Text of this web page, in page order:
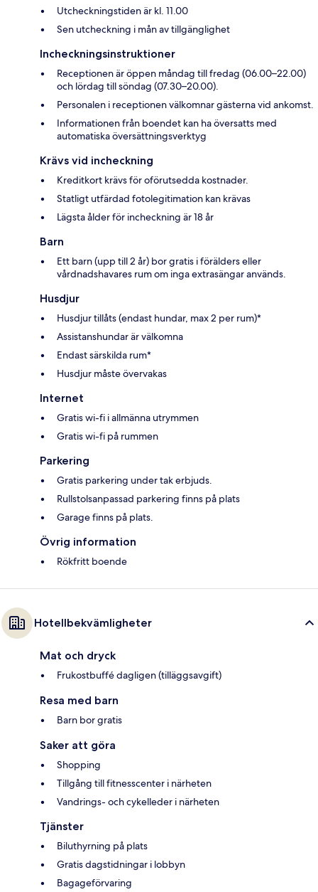
Utcheckningstiden är kl. 11.00
Sen utcheckning i mån av tillgänglighet
Incheckningsinstruktioner
Receptionen är öppen måndag till fredag (06.00–22.00)
och lördag till söndag (07.30–20.00).
Personalen i receptionen välkomnar gästerna vid ankomst.
Informationen från boendet kan ha översatts med
automatiska översättningsverktyg
Krävs vid incheckning
Kreditkort krävs för oförutsedda kostnader.
Statligt utfärdad fotolegitimation kan krävas
Lägsta ålder för incheckning är 18 år
Barn
Ett barn (upp till 2 år) bor gratis i förälders eller
vårdnadshavares rum om inga extrasängar används.
Husdjur
Husdjur tillåts (endast hundar, max 2 per rum)*
Assistanshundar är välkomna
Endast särskilda rum*
Husdjur måste övervakas
Internet
Gratis wi-fi i allmänna utrymmen
Gratis wi-fi på rummen
Parkering
Gratis parkering under tak erbjuds.
Rullstolsanpassad parkering finns på plats
Garage finns på plats.
Övrig information
Rökfritt boende
Hotellbekvämligheter
Mat och dryck
Frukostbuffé dagligen (tilläggsavgift)
Resa med barn
Barn bor gratis
Saker att göra
Shopping
Tillgång till fitnesscenter i närheten
Vandrings- och cykelleder i närheten
Tjänster
Biluthyrning på plats
Gratis dagstidningar i lobbyn
Bagageförvaring